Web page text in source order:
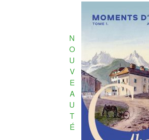
N
O
U
V
E
A
U
T
É